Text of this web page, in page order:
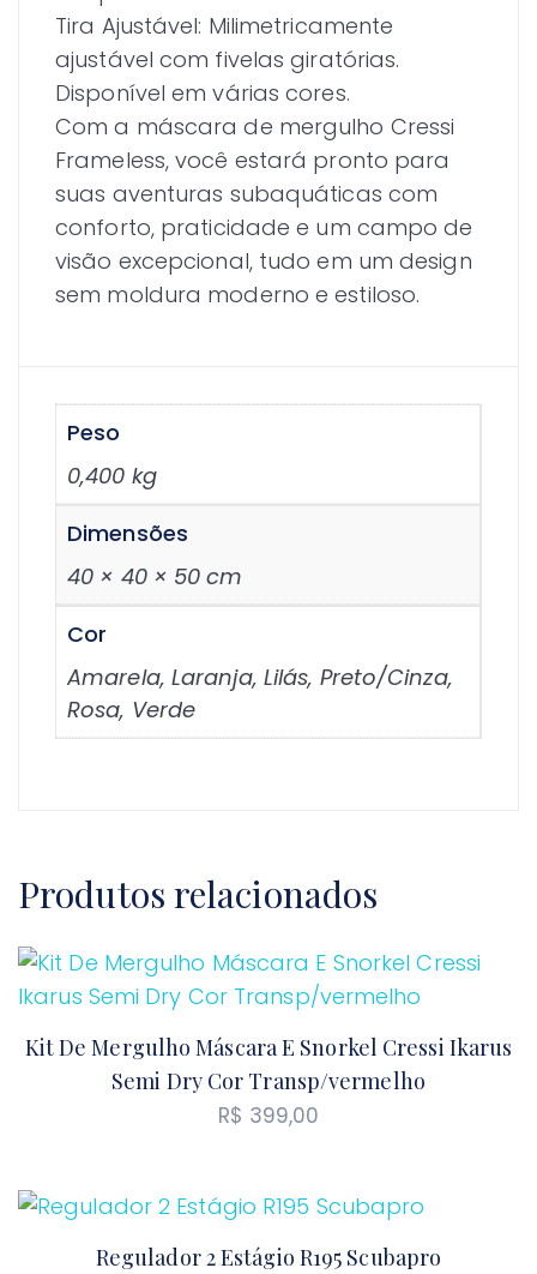
Tira Ajustável: Milimetricamente
ajustável com fivelas giratórias.
Disponível em várias cores.
Com a máscara de mergulho Cressi
Frameless, você estará pronto para
suas aventuras subaquáticas com
conforto, praticidade e um campo de
visão excepcional, tudo em um design
sem moldura moderno e estiloso.
Peso
0,400 kg
Dimensões
40 × 40 × 50 cm
Cor
Amarela, Laranja, Lilás, Preto/Cinza,
Rosa, Verde
Produtos relacionados
Kit De Mergulho Máscara E Snorkel Cressi Ikarus
Semi Dry Cor Transp/vermelho
R$ 399,00
Regulador 2 Estágio R195 Scubapro